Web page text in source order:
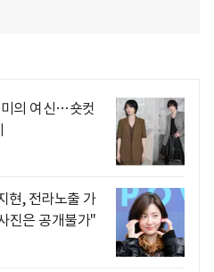
의 여신…숏컷
, 전라노출 가
진은 공개불가"